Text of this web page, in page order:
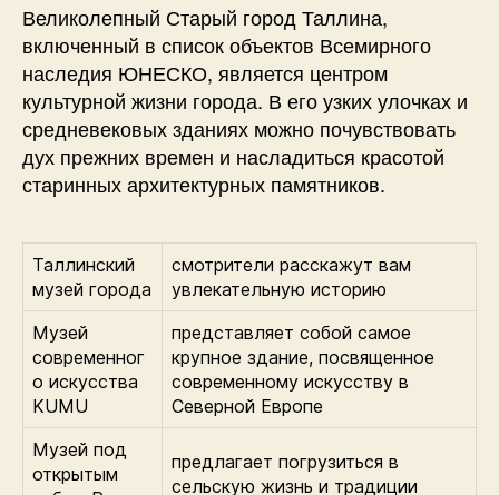
Великолепный Старый город Таллина,
включенный в список объектов Всемирного
наследия ЮНЕСКО, является центром
культурной жизни города. В его узких улочках и
средневековых зданиях можно почувствовать
дух прежних времен и насладиться красотой
старинных архитектурных памятников.
Таллинский
музей города
смотрители расскажут вам
увлекательную историю
Музей
современног
о искусства
KUMU
представляет собой самое
крупное здание, посвященное
современному искусству в
Северной Европе
Музей под
открытым
предлагает погрузиться в
сельскую жизнь и традиции